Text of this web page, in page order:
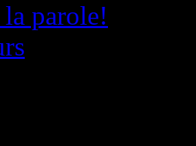
parole!